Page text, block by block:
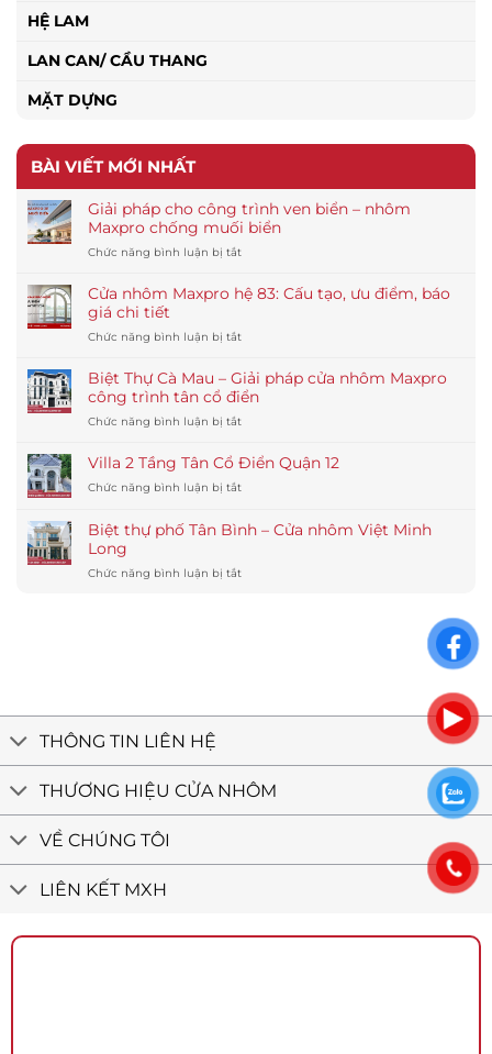
HỆ LAM
LAN CAN/ CẦU THANG
MẶT DỰNG
BÀI VIẾT MỚI NHẤT
Giải pháp cho công trình ven biển – nhôm
Maxpro chống muối biển
Chức năng bình luận bị tắtở
pháp
cho
trình
biển
–
Maxpro
muối
Cửa nhôm Maxpro hệ 83: Cấu tạo, ưu điểm, báo
giá chi tiết
Chức năng bình luận bị tắtở
nhôm
Maxpro
hệ
83:
tạo,
điểm,
giá
Biệt Thự Cà Mau – Giải pháp cửa nhôm Maxpro
công trình tân cổ điển
Chức năng bình luận bị tắtở
Thự
Cà
Mau
Giải
nhôm
Villa 2 Tầng Tân Cổ Điển Quận 12
Chức năng bình luận bị tắtở
Tầng
Cổ
Biệt thự phố Tân Bình – Cửa nhôm Việt Minh
Long
Chức năng bình luận bị tắtở
nhôm
Long
THÔNG TIN LIÊN HỆ
THƯƠNG HIỆU CỬA NHÔM
VỀ CHÚNG TÔI
LIÊN KẾT MXH